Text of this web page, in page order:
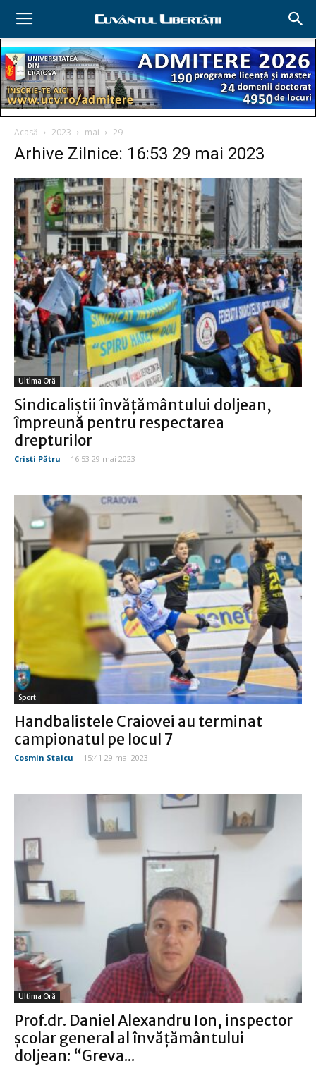
Acasă 2023 mai 29
Arhive Zilnice: 16:53 29 mai 2023
Ultima Oră
Sindicaliştii învăţământului doljean,
împreună pentru respectarea
drepturilor
Cristi Pătru - 16:53 29 mai 2023
Sport
Handbalistele Craiovei au terminat
campionatul pe locul 7
Cosmin Staicu - 15:41 29 mai 2023
Ultima Oră
Prof.dr. Daniel Alexandru Ion, inspector
şcolar general al învăţământului
doljean: “Greva...